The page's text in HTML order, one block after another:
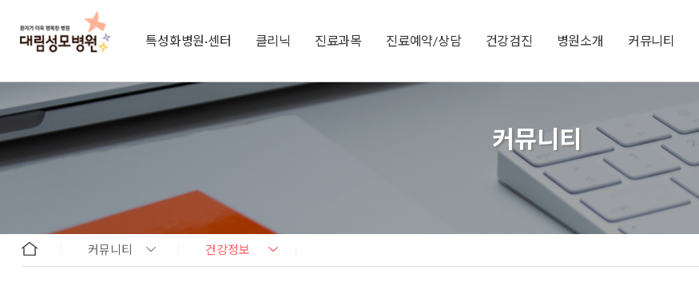
특성화병원·센터 클리닉 진료과목 진료예약/상담 건강검진 병원소개 커뮤니티
커뮤니티
커뮤니티 건강정보